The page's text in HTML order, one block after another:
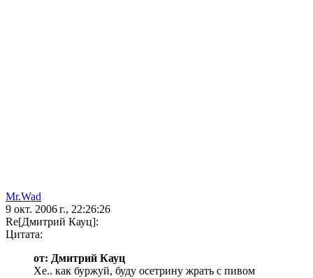
Mr.Wad
9 окт. 2006 г., 22:26:26
Re[Дмитрий Кауц]:
Цитата:
от: Дмитрий Кауц
Хе.. как буржуй, буду осетрину жрать с пивом